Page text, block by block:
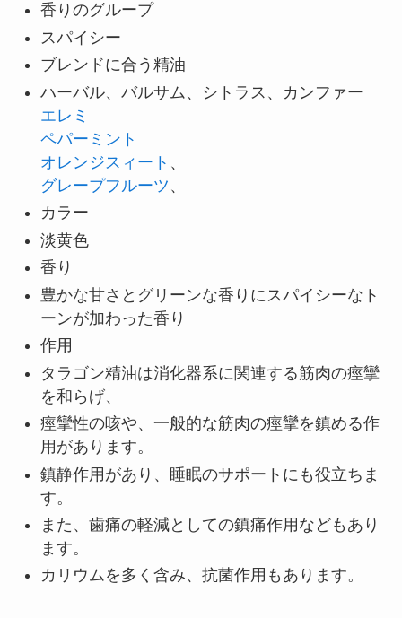
香りのグループ
スパイシー
ブレンドに合う精油
ハーバル、バルサム、シトラス、カンファー
エレミ
ペパーミント
オレンジスィート 、
グレープフルーツ 、
カラー
淡黄色
香り
豊かな甘さとグリーンな香りにスパイシーなト
ーンが加わった香り
作用
タラゴン精油は消化器系に関連する筋肉の痙攣
を和らげ、
痙攣性の咳や、一般的な筋肉の痙攣を鎮める作
用があります。
鎮静作用があり、睡眠のサポートにも役立ちま
す。
また、歯痛の軽減としての鎮痛作用などもあり
ます。
カリウムを多く含み、抗菌作用もあります。